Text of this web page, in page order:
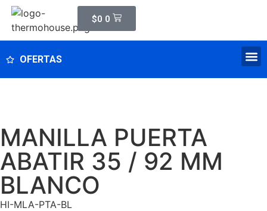
$0 0
OFERTAS
MANILLA PUERTA
ABATIR 35 / 92 MM
BLANCO
HI-MLA-PTA-BL